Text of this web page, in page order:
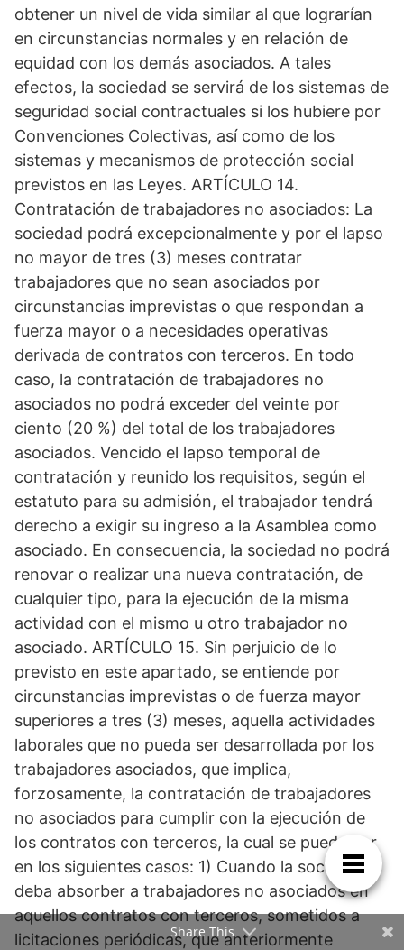
obtener un nivel de vida similar al que lograrían
en circunstancias normales y en relación de
equidad con los demás asociados. A tales
efectos, la sociedad se servirá de los sistemas de
seguridad social contractuales si los hubiere por
Convenciones Colectivas, así como de los
sistemas y mecanismos de protección social
previstos en las Leyes. ARTÍCULO 14.
Contratación de trabajadores no asociados: La
sociedad podrá excepcionalmente y por el lapso
no mayor de tres (3) meses contratar
trabajadores que no sean asociados por
circunstancias imprevistas o que respondan a
fuerza mayor o a necesidades operativas
derivada de contratos con terceros. En todo
caso, la contratación de trabajadores no
asociados no podrá exceder del veinte por
ciento (20 %) del total de los trabajadores
asociados. Vencido el lapso temporal de
contratación y reunido los requisitos, según el
estatuto para su admisión, el trabajador tendrá
derecho a exigir su ingreso a la Asamblea como
asociado. En consecuencia, la sociedad no podrá
renovar o realizar una nueva contratación, de
cualquier tipo, para la ejecución de la misma
actividad con el mismo u otro trabajador no
asociado. ARTÍCULO 15. Sin perjuicio de lo
previsto en este apartado, se entiende por
circunstancias imprevistas o de fuerza mayor
superiores a tres (3) meses, aquella actividades
laborales que no pueda ser desarrollada por los
trabajadores asociados, que implica,
forzosamente, la contratación de trabajadores
no asociados para cumplir con la ejecución de
los contratos con terceros, la cual se puede dar
en los siguientes casos: 1) Cuando la sociedad
deba absorber a trabajadores no asociados en
aquellos contratos con terceros, sometidos a
licitaciones periódicas, que anteriormente
Share This